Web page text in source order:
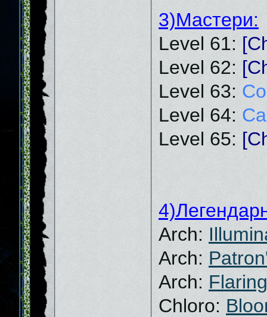
3)Мастери:
Level 61:
Level 62:
Level 63:
Level 64:
Level 65:
Arch:
Arch:
Arch:
Chloro: